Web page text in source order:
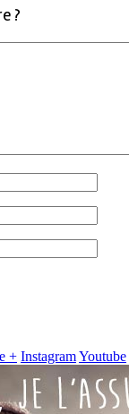
?
+ InstagramYoutube